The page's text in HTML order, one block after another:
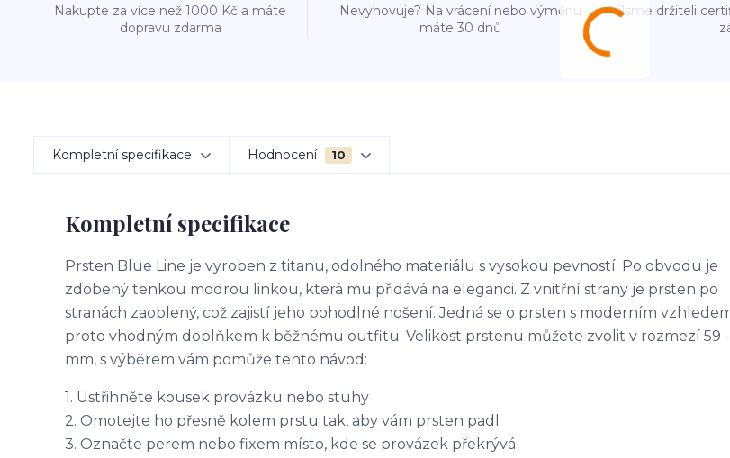
Nakupte za více než 1000 Kč a máte
dopravu zdarma
Nevyhovuje? Na vrácení nebo výměnu
máte 30 dnů
Jsme držiteli
Kompletní specifikace Hodnocení 10
Kompletní specifikace
Prsten Blue Line je vyroben z titanu, odolného materiálu s vysokou pevností. Po obvodu je
zdobený tenkou modrou linkou, která mu přidává na eleganci. Z vnitřní strany je prsten po
stranách zaoblený, což zajistí jeho pohodlné nošení. Jedná se o prsten s moderním
proto vhodným doplňkem k běžnému outfitu. Velikost prstenu můžete zvolit v rozmezí 59
mm, s výběrem vám pomůže tento návod:
1. Ustřihněte kousek provázku nebo stuhy
2. Omotejte ho přesně kolem prstu tak, aby vám prsten padl
3. Označte perem nebo fixem místo, kde se provázek překrývá